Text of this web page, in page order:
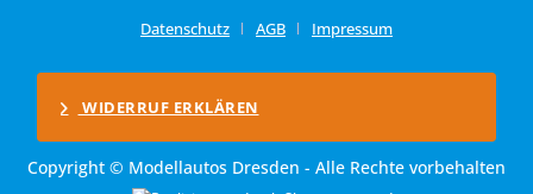
Datenschutz
AGB Impressum
WIDERRUF ERKLÄREN
Copyright © Modellautos Dresden - Alle Rechte vorbehalten